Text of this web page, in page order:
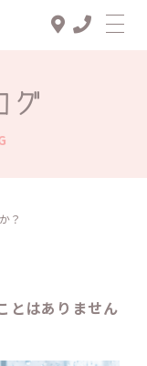
グ
？
とはありません